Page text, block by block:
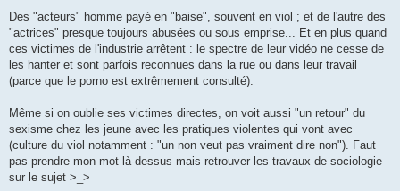
Des "acteurs" homme payé en "baise", souvent en viol ; et de l'autre des
"actrices" presque toujours abusées ou sous emprise... Et en plus quand
ces victimes de l'industrie arrêtent : le spectre de leur vidéo ne cesse de
les hanter et sont parfois reconnues dans la rue ou dans leur travail
(parce que le porno est extrêmement consulté).
Même si on oublie ses victimes directes, on voit aussi "un retour" du
sexisme chez les jeune avec les pratiques violentes qui vont avec
(culture du viol notamment : "un non veut pas vraiment dire non"). Faut
pas prendre mon mot là-dessus mais retrouver les travaux de sociologie
sur le sujet >_>